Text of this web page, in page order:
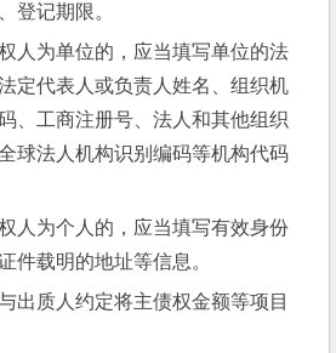
登记期限。
为单位的，应当填写单位的法
定代表人或负责人姓名、组织机
、工商注册号、法人和其他组织
球法人机构识别编码等机构代码
为个人的，应当填写有效身份
件载明的地址等信息。
质人约定将主债权金额等项目